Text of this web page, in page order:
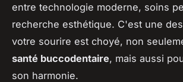
entre technologie moderne, soins
recherche esthétique. C'est une
votre sourire est choyé, non
santé buccodentaire, mais aussi
son harmonie.